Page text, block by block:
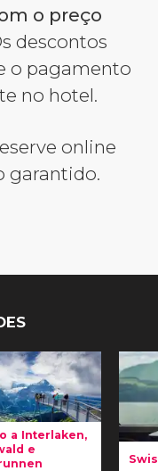
o preço
descontos
o pagamento
no hotel.
online
garantido.
a Interlaken,
e